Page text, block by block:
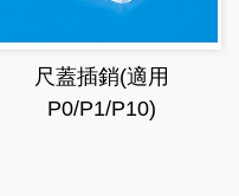
尺蓋插銷(適用
P0/P1/P10)